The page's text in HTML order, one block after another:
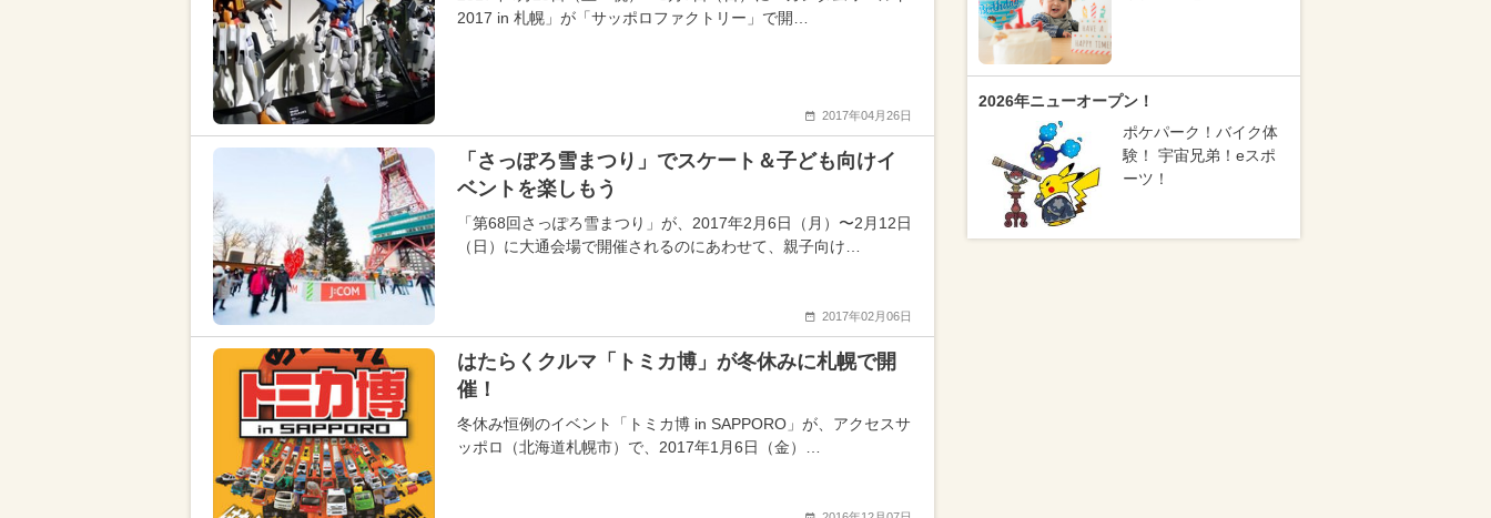
2017 in 札幌」が「サッポロファクトリー」で開…
2017年04月26日
「さっぽろ雪まつり」でスケート＆子ども向けイ
ベントを楽しもう
「第68回さっぽろ雪まつり」が、2017年2月6日（月）〜2月12日
（日）に大通会場で開催されるのにあわせて、親子向け…
2017年02月06日
はたらくクルマ「トミカ博」が冬休みに札幌で開
催！
冬休み恒例のイベント「トミカ博 in SAPPORO」が、アクセスサ
ッポロ（北海道札幌市）で、2017年1月6日（金）…
2026年ニューオープン！
ポケパーク！バイク体
験！ 宇宙兄弟！eスポ
ーツ！